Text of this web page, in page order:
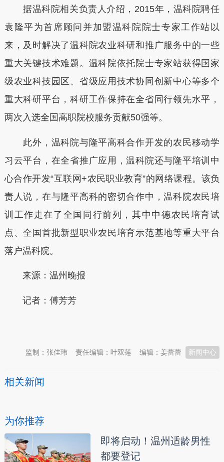
据温科院相关负责人介绍，2015年，温科院聘任
袁隆平为首席顾问并加盟温科院院士专家工作站以
来，及时解决了温科院农业科研和推广服务中的一些
重大关键技术难题。温科院依托院士专家站获得国家
级农业科技园区、省级应用技术协同创新中心等多个
重大科研平台，科研工作保持在全省同行领先水平，
两次入选全国高职院校服务贡献50强等。
此外，温科院与隆平高科合作开发的农民移动学
习云平台，在全省推广应用，温科院还与隆平培训中
心合作开发“互联网+农民职业教育”的网络课程。该负
责人说，在与隆平高科的密切合作中，温科院农民培
训工作走在了全国同行前列，其中中德农民培育试
点、全国首批新型职业农民培育示范基地等重大平台
落户温科院。
来源：温州晚报
记者：傅芳芳
新闻中心
编辑：姜蕾蕾
责任编辑：叶双莲
监制：张佳玮
相关新闻
为你推荐
即将启动！温州适龄男性
都要登记